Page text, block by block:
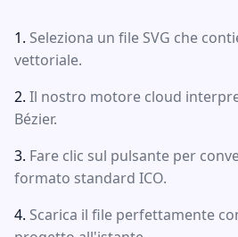
Seleziona un file SVG che
vettoriale.
Il nostro motore cloud
Bézier.
Fare clic sul pulsante per
formato standard ICO.
Scarica il file perfettamente